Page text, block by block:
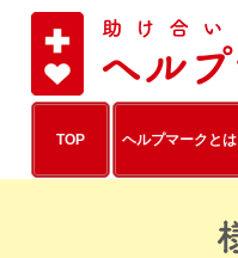
TOP ヘルプマークとは